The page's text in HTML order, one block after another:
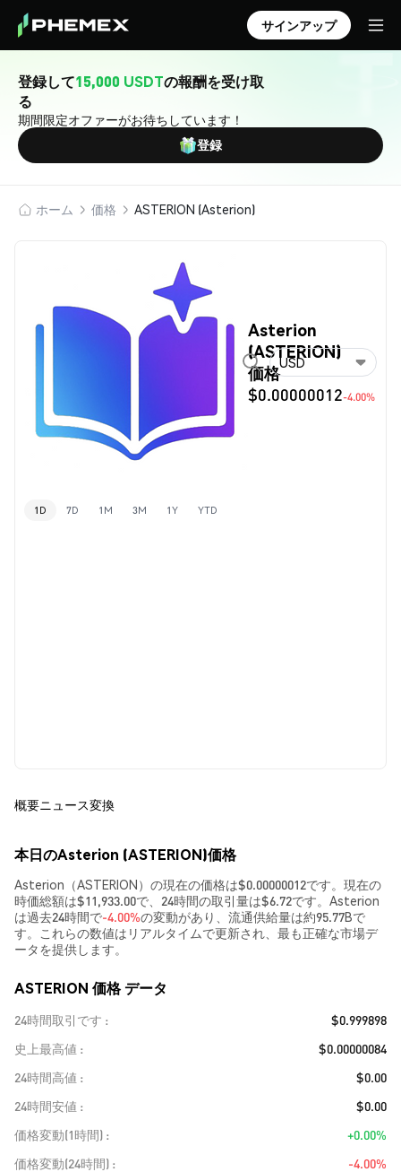
サインアップ
登録して15,000 USDTの報酬を受け取
る
期間限定オファーがお待ちしています！
登録
ホーム 価格 ASTERION (Asterion)
Asterion
(ASTERION)
価格
$0.00000012-4.00%
USD
1D 7D 1M 3M 1Y YTD
概要ニュース変換
本日のAsterion (ASTERION)価格
Asterion（ASTERION）の現在の価格は$0.00000012です。現在の
時価総額は$11,933.00で、24時間の取引量は$6.72です。Asterion
は過去24時間で-4.00%の変動があり、流通供給量は約95.77Bで
す。これらの数値はリアルタイムで更新され、最も正確な市場デ
ータを提供します。
ASTERION 価格 データ
24時間取引です
$0.999898
史上最高値
$0.00000084
24時間高値
$0.00
24時間安値
$0.00
価格変動(1時間)
+0.00%
価格変動(24時間)
-4.00%